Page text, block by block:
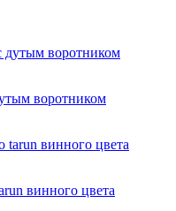
воротником
винного цвета